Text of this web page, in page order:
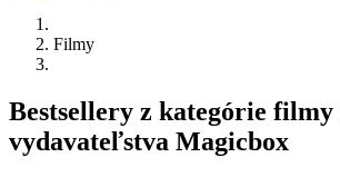
Filmy
Bestsellery z kategórie filmy
vydavateľstva Magicbox